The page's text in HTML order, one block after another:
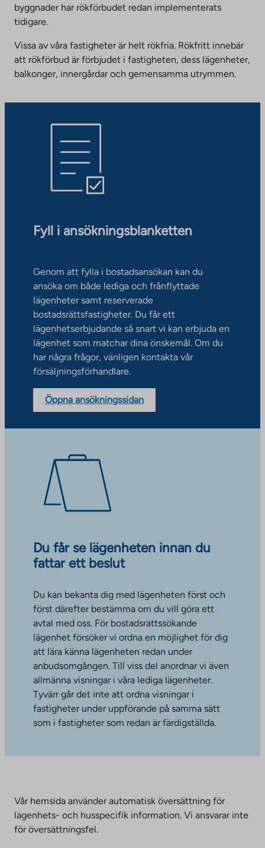
byggnader har rökförbudet redan implementerats
tidigare.
Vissa av våra fastigheter är helt rökfria. Rökfritt innebär
att rökförbud är förbjudet i fastigheten, dess lägenheter,
balkonger, innergårdar och gemensamma utrymmen.
Fyll i ansökningsblanketten
Genom att fylla i bostadsansökan kan du
ansöka om både lediga och frånflyttade
lägenheter samt reserverade
bostadsrättsfastigheter. Du får ett
lägenhetserbjudande så snart vi kan erbjuda en
lägenhet som matchar dina önskemål. Om du
har några frågor, vänligen kontakta vår
försäljningsförhandlare.
Öppna ansökningssidan
Du får se lägenheten innan du
fattar ett beslut
Du kan bekanta dig med lägenheten först och
först därefter bestämma om du vill göra ett
avtal med oss. För bostadsrättssökande
lägenhet försöker vi ordna en möjlighet för dig
att lära känna lägenheten redan under
anbudsomgången. Till viss del anordnar vi även
allmänna visningar i våra lediga lägenheter.
Tyvärr går det inte att ordna visningar i
fastigheter under uppförande på samma sätt
som i fastigheter som redan är färdigställda.
Vår hemsida använder automatisk översättning för
lägenhets- och husspecifik information. Vi ansvarar inte
för översättningsfel.